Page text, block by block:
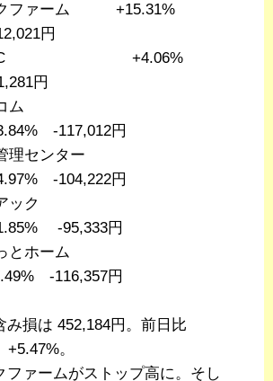
ファーム +15.31%
円
+4.06%
円
リコム
-117,012円
理センター
-104,222円
ィアック
-95,333円
っとホーム
-116,357円
み損は 452,184円。前日比
。
ファームがストップ高に。そし